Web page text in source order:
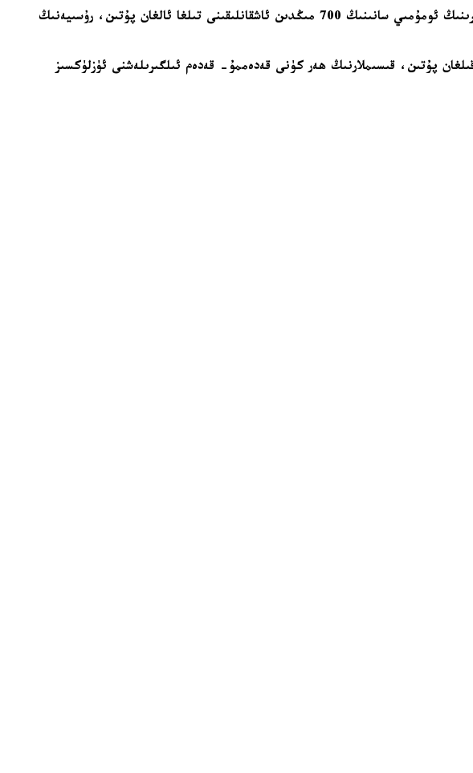
موسكۋانىڭ ئۇكرائىنادىكى ئۇرۇش ئۈچۈن قوللىنىۋاتقان «ئالاھىدە ھەربىي مەشغۇلات» رايونىدىكى رۇسىيە ئەسكەرلىرىنىڭ ئومۇمىي سانىنىڭ 700 مىڭدىن ئاشقانلىقىنى تىلغا ئالغان پۇتىن، رۇسىيەنىڭ
قىلغان پۇتىن، قىسىملارنىڭ ھەر كۈنى قەدەممۇ- قەدەم ئىلگىرىلەشنى ئۈزلۈكسىز